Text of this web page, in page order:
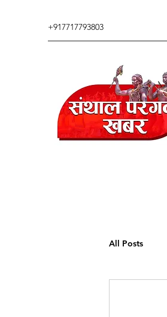
+917717793803
All Posts